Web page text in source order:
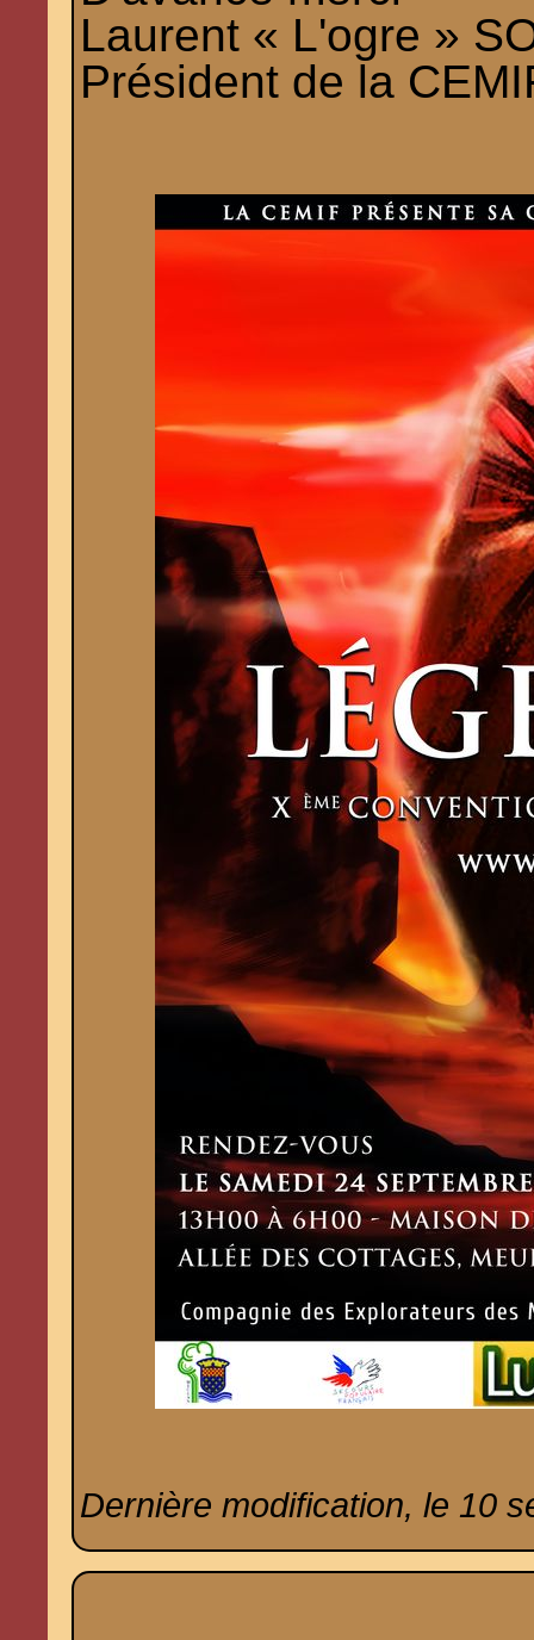
Laurent « L'ogre »
Président de la
Dernière modification, le 10